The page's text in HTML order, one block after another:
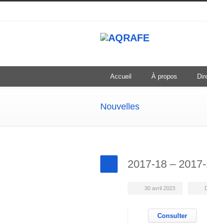
Accueil À propos
Nouvelles
2017-18 –
30 avril 2023
Consulter